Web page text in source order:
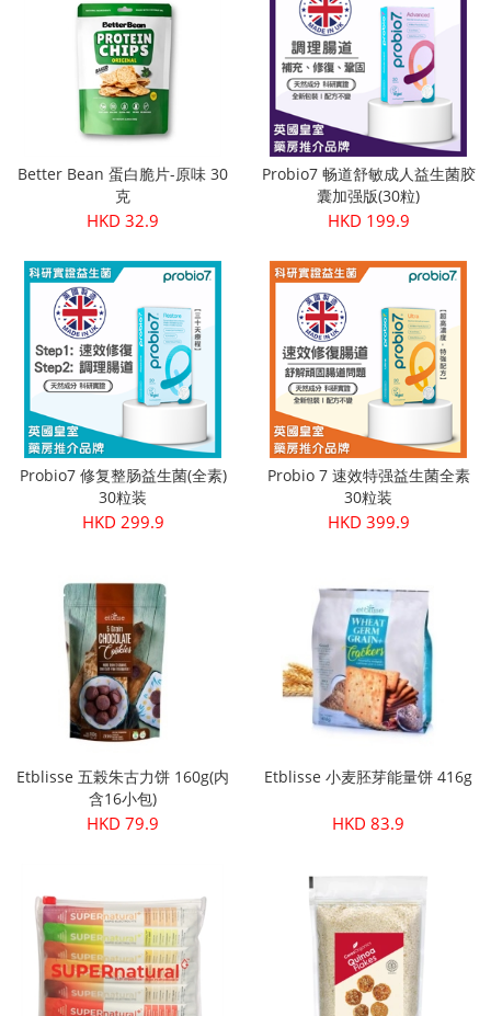
Better Bean 蛋白脆片-原味 30
克
HKD 32.9
Probio7 畅道舒敏成人益生菌胶
囊加强版(30粒)
HKD 199.9
Probio7 修复整肠益生菌(全素)
30粒装
HKD 299.9
Probio 7 速效特强益生菌全素
30粒装
HKD 399.9
Etblisse 五榖朱古力饼 160g(内
含16小包)
HKD 79.9
Etblisse 小麦胚芽能量饼 416g
HKD 83.9